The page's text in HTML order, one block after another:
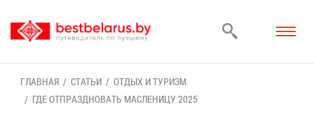
ГЛАВ­НАЯ СТА­ТЬИ
ОТ­ДЫХ И ТУ­РИЗМ
ГДЕ ОТ­ПРАЗД­НО­ВАТЬ МАС­ЛЕ­НИ­ЦУ 2025